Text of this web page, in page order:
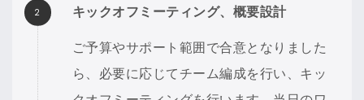
キックオフミーティング、概要設計
ご予算やサポート範囲で合意となりました
ら、必要に応じてチーム編成を行い、キッ